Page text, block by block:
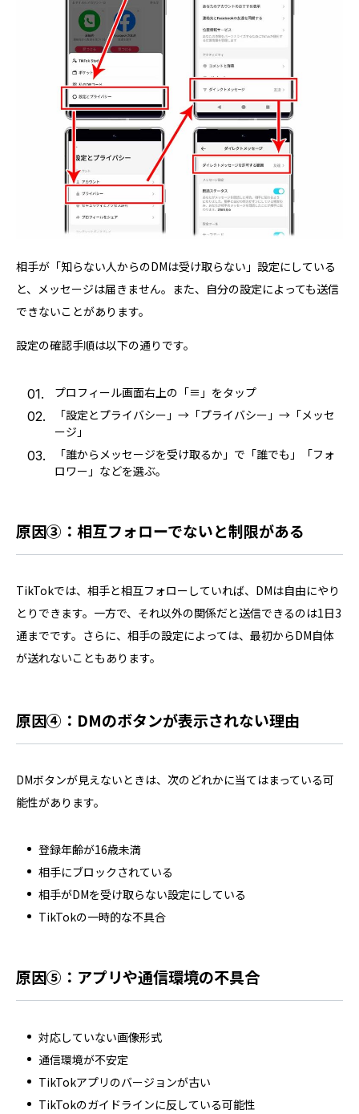
相手が「知らない人からのDMは受け取らない」設定にしている
と、メッセージは届きません。また、自分の設定によっても送信
できないことがあります。
設定の確認手順は以下の通りです。
プロフィール画面右上の「≡」をタップ
「設定とプライバシー」→「プライバシー」→「メッセ
ージ」
「誰からメッセージを受け取るか」で「誰でも」「フォ
ロワー」などを選ぶ。
原因③：相互フォローでないと制限がある
TikTokでは、相手と相互フォローしていれば、DMは自由にやり
とりできます。一方で、それ以外の関係だと送信できるのは1日3
通までです。さらに、相手の設定によっては、最初からDM自体
が送れないこともあります。
原因④：DMのボタンが表示されない理由
DMボタンが見えないときは、次のどれかに当てはまっている可
能性があります。
登録年齢が16歳未満
相手にブロックされている
相手がDMを受け取らない設定にしている
TikTokの一時的な不具合
原因⑤：アプリや通信環境の不具合
対応していない画像形式
通信環境が不安定
TikTokアプリのバージョンが古い
TikTokのガイドラインに反している可能性